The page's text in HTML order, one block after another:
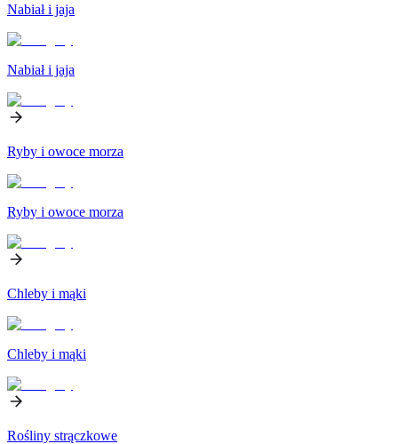
Nabiał i jaja
Nabiał i jaja
Ryby i owoce morza
Ryby i owoce morza
Chleby i mąki
Chleby i mąki
Rośliny strączkowe